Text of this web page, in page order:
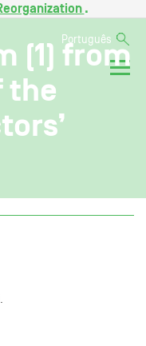
.
Português
(1) from
the